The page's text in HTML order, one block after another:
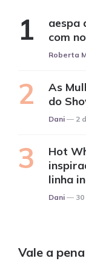
aespa
com
Posted
Roberta
As
do
Posted
Dani 2
Hot
linha
Posted
Dani
Vale a